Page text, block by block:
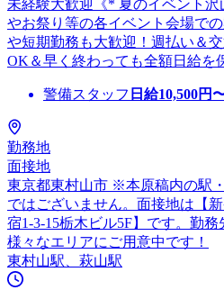
未経験大歓迎《* 夏のイベント
やお祭り等の各イベント会場で
や短期勤務も大歓迎！週払い＆
OK＆早く終わっても全額日給を
警備スタッフ 日給10,500円
勤務地
面接地
東京都東村山市 ※本原稿内の駅
ではございません。面接地は【
宿1-3-15栃木ビル5F】です。勤
様々なエリアにご用意中です！
東村山駅、萩山駅